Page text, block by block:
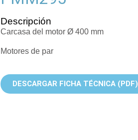
Descripción
Carcasa del motor Ø 400 mm
Motores de par
DESCARGAR FICHA TÉCNICA (PDF)